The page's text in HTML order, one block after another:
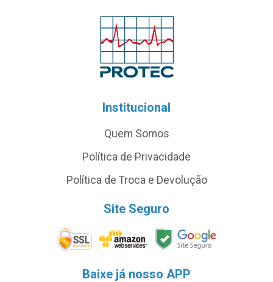
Institucional
Quem Somos
Política de Privacidade
Política de Troca e Devolução
Site Seguro
Baixe já nosso APP